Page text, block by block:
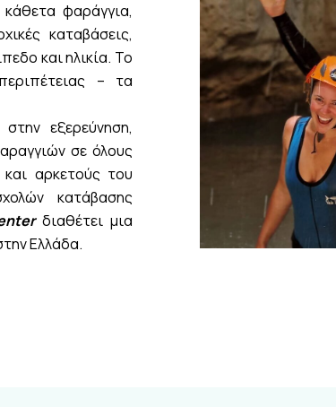
φαράγγια,
καταβάσεις,
και ηλικία. Το
– τα
εξερεύνηση,
σε όλους
αρκετούς του
κατάβασης
διαθέτει μια
Ελλάδα.